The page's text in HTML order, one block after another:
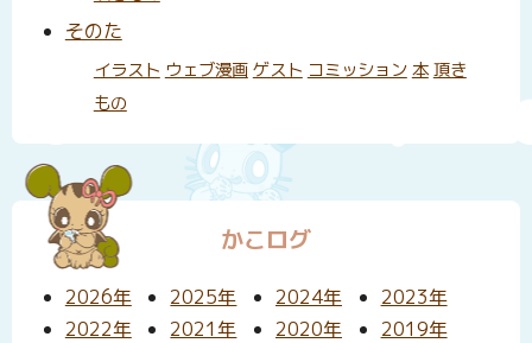
そのた
イラスト ウェブ漫画 ゲスト コミッション 本 頂き
もの
かこログ
2026年 2025年 2024年
2023年
2022年
2021年 2020年 2019年